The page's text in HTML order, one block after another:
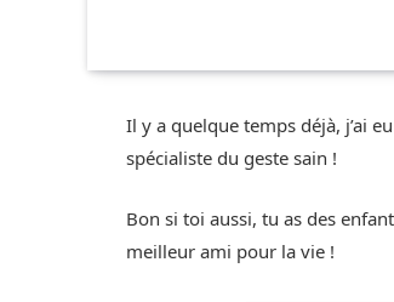
Il y a quelque temps déjà, j’ai
spécialiste du geste sain !
Bon si toi aussi, tu as des
meilleur ami pour la vie !